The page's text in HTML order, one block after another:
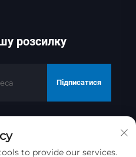
розсилку
Підписатися
Jinan Golden
Co.ltd
to provide our services.